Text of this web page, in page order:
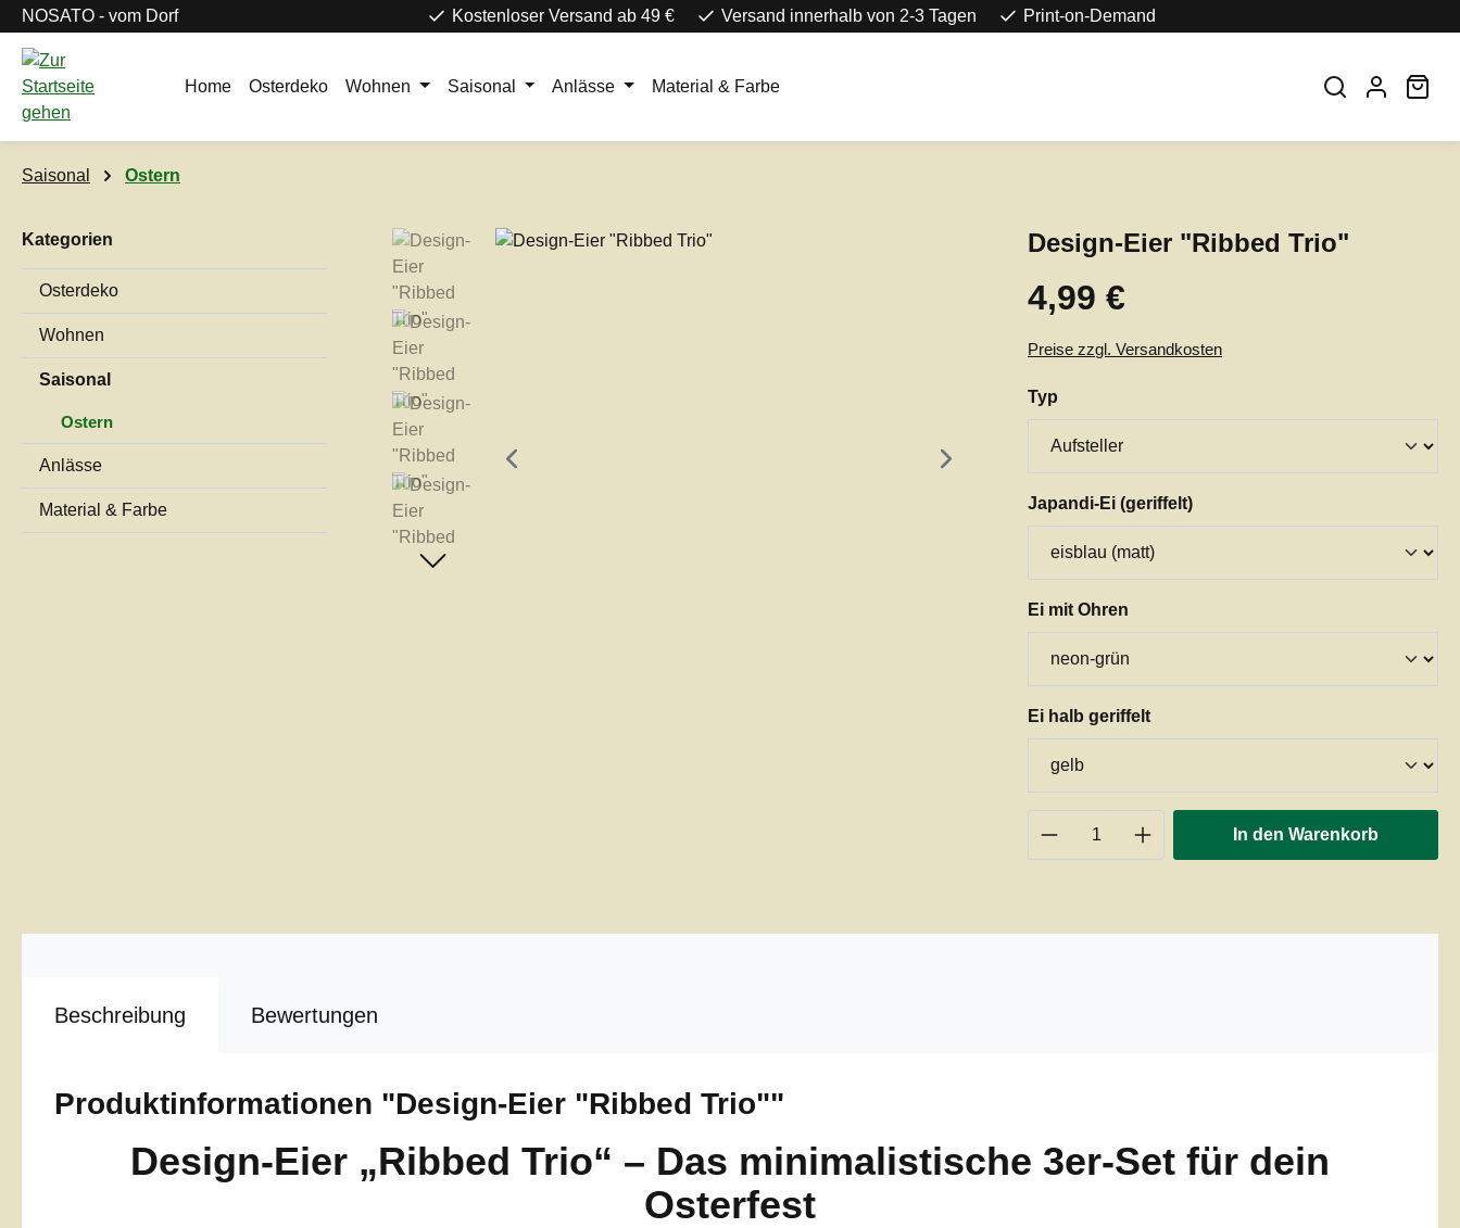
Hauptinhalt springen
Zur Suche springen
Zur Hauptnavigation springen
NOSATO - vom Dorf Kostenloser Versand ab 49 € Versand innerhalb von 2-3 Tagen Print-on-Demand
Home Osterdeko Wohnen Saisonal Anlässe Material & Farbe
Saisonal Ostern
Kategorien
Osterdeko
Wohnen
Saisonal
Ostern
Anlässe
Material & Farbe
Bildergalerie überspringen Design-Eier "Ribbed Trio"
Regulärer Preis:
4,99 €
Preise zzgl. Versandkosten
Typ
Japandi-Ei (geriffelt)auswählen
Ei mit Ohren
Ei halb geriffeltauswählen
Produkt Anzahl: Gib den
In den Warenkorb
Beschreibung Bewertungen
Produktinformationen "Design-Eier "Ribbed Trio""
Design-Eier „Ribbed Trio“ – Das minimalistische 3er-Set für dein
Osterfest